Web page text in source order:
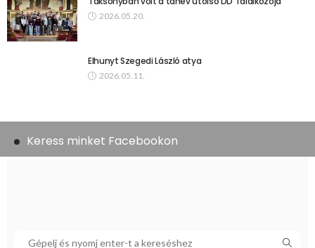
2026.05.20.
Elhunyt Szegedi László atya
2026.05.11.
Keress minket Facebookon